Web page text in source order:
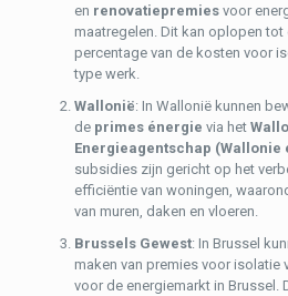
en renovatiepremiesvoor
maatregelen. Dit kan oplopen tot
percentage van de kosten voor
type werk.
Wallonië: In Wallonië kunnen
de primes énergie via het
Energieagentschap (Wallonie
subsidies zijn gericht op het
efficiëntie van woningen,
van muren, daken en vloeren.
Brussels Gewest: In Brussel
maken van premies voor isolatie
voor de energiemarkt in Brussel.